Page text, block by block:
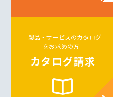
- 製品・サービスのカタログ
をお求めの方 -
カタログ請求